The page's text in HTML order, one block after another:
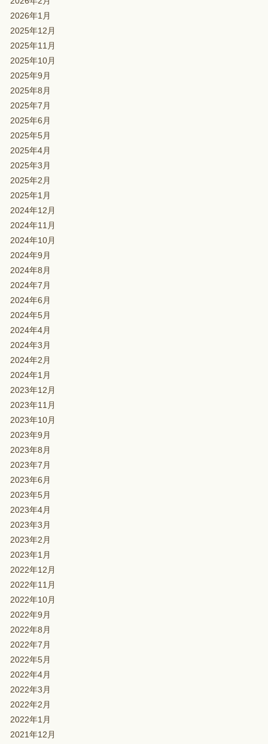
2026年1月
2025年12月
2025年11月
2025年10月
2025年9月
2025年8月
2025年7月
2025年6月
2025年5月
2025年4月
2025年3月
2025年2月
2025年1月
2024年12月
2024年11月
2024年10月
2024年9月
2024年8月
2024年7月
2024年6月
2024年5月
2024年4月
2024年3月
2024年2月
2024年1月
2023年12月
2023年11月
2023年10月
2023年9月
2023年8月
2023年7月
2023年6月
2023年5月
2023年4月
2023年3月
2023年2月
2023年1月
2022年12月
2022年11月
2022年10月
2022年9月
2022年8月
2022年7月
2022年5月
2022年4月
2022年3月
2022年2月
2022年1月
2021年12月